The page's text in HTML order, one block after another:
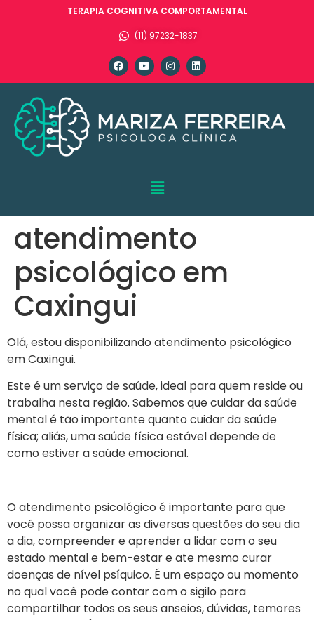
TERAPIA COGNITIVA COMPORTAMENTAL
(11) 97232-1837
atendimento
psicológico em
Caxingui
Olá, estou disponibilizando atendimento psicológico
em Caxingui.
Este é um serviço de saúde, ideal para quem reside ou
trabalha nesta região. Sabemos que cuidar da saúde
mental é tão importante quanto cuidar da saúde
física; aliás, uma saúde física estável depende de
como estiver a saúde emocional.
O atendimento psicológico é importante para que
você possa organizar as diversas questões do seu dia
a dia, compreender e aprender a lidar com o seu
estado mental e bem-estar e ate mesmo curar
doenças de nível psíquico. É um espaço ou momento
no qual você pode contar com o sigilo para
compartilhar todos os seus anseios, dúvidas, temores